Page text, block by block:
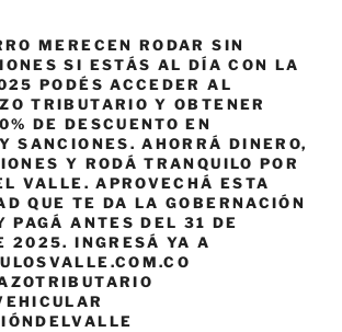
MERECEN RODAR SIN
SI ESTÁS AL DÍA CON LA
PODÉS ACCEDER AL
TRIBUTARIO Y OBTENER
DE DESCUENTO EN
SANCIONES. AHORRÁ DINERO,
Y RODÁ TRANQUILO POR
VALLE. APROVECHÁ ESTA
QUE TE DA LA GOBERNACIÓN
PAGÁ ANTES DEL 31 DE
2025. INGRESÁ YA A